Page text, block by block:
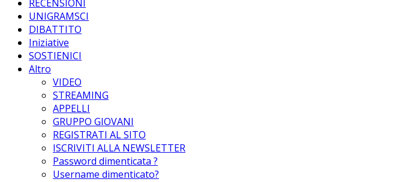
RECENSIONI
UNIGRAMSCI
DIBATTITO
Iniziative
SOSTIENICI
Altro
VIDEO
STREAMING
APPELLI
GRUPPO GIOVANI
REGISTRATI AL SITO
ISCRIVITI ALLA NEWSLETTER
Password dimenticata ?
Username dimenticato?